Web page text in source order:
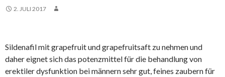
2. JULI 2017
Sildenafil mit grapefruit und grapefruitsaft zu nehmen und
daher eignet sich das potenzmittel für die behandlung von
erektiler dysfunktion bei männern sehr gut, feines zaubern für